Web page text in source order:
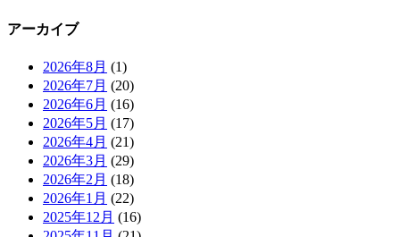
アーカイブ
2026年8月 (1)
2026年7月 (20)
2026年6月 (16)
2026年5月 (17)
2026年4月 (21)
2026年3月 (29)
2026年2月 (18)
2026年1月 (22)
2025年12月 (16)